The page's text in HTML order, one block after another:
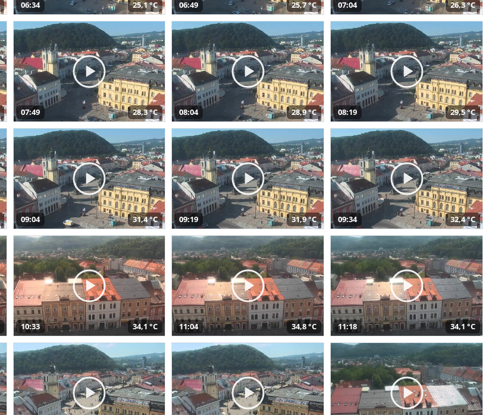
06:34 25,1 °C 06:49 25,7 °C 07:04 26,3 °C
07:49 28,3 °C 08:04 28,9 °C 08:19 29,5 °C
09:04 31,4 °C 09:19 31,9 °C 09:34 32,4 °C
10:33 34,1 °C 11:04 34,8 °C 11:18 34,1 °C